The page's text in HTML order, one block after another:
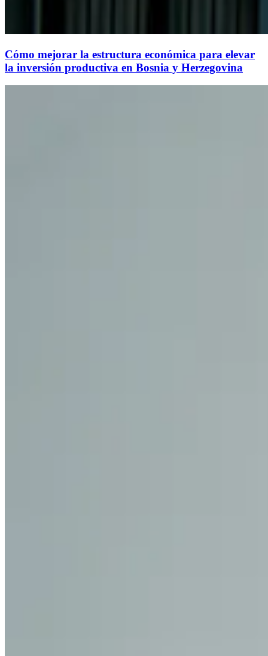
Cómo mejorar la estructura económica para elevar
la inversión productiva en Bosnia y Herzegovina